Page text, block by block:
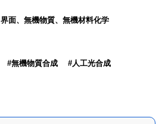
面、無機物質、無機材料化学
#無機物質合成 #人工光合成